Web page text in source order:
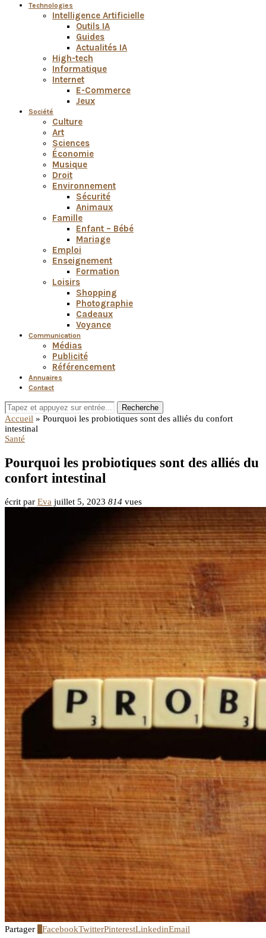
Technologies
Intelligence Artificielle
Outils IA
Guides
Actualités IA
High-tech
Informatique
Internet
E-Commerce
Jeux
Société
Culture
Art
Sciences
Économie
Musique
Droit
Environnement
Sécurité
Animaux
Famille
Enfant – Bébé
Mariage
Emploi
Enseignement
Formation
Loisirs
Shopping
Photographie
Cadeaux
Voyance
Communication
Médias
Publicité
Référencement
Annuaires
Contact
Recherche
Accueil » Pourquoi les probiotiques sont des alliés du confort
intestinal
Santé
Pourquoi les probiotiques sont des alliés du
confort intestinal
écrit par Eva juillet 5, 2023 814 vues
Partager FacebookTwitterPinterestLinkedinEmail